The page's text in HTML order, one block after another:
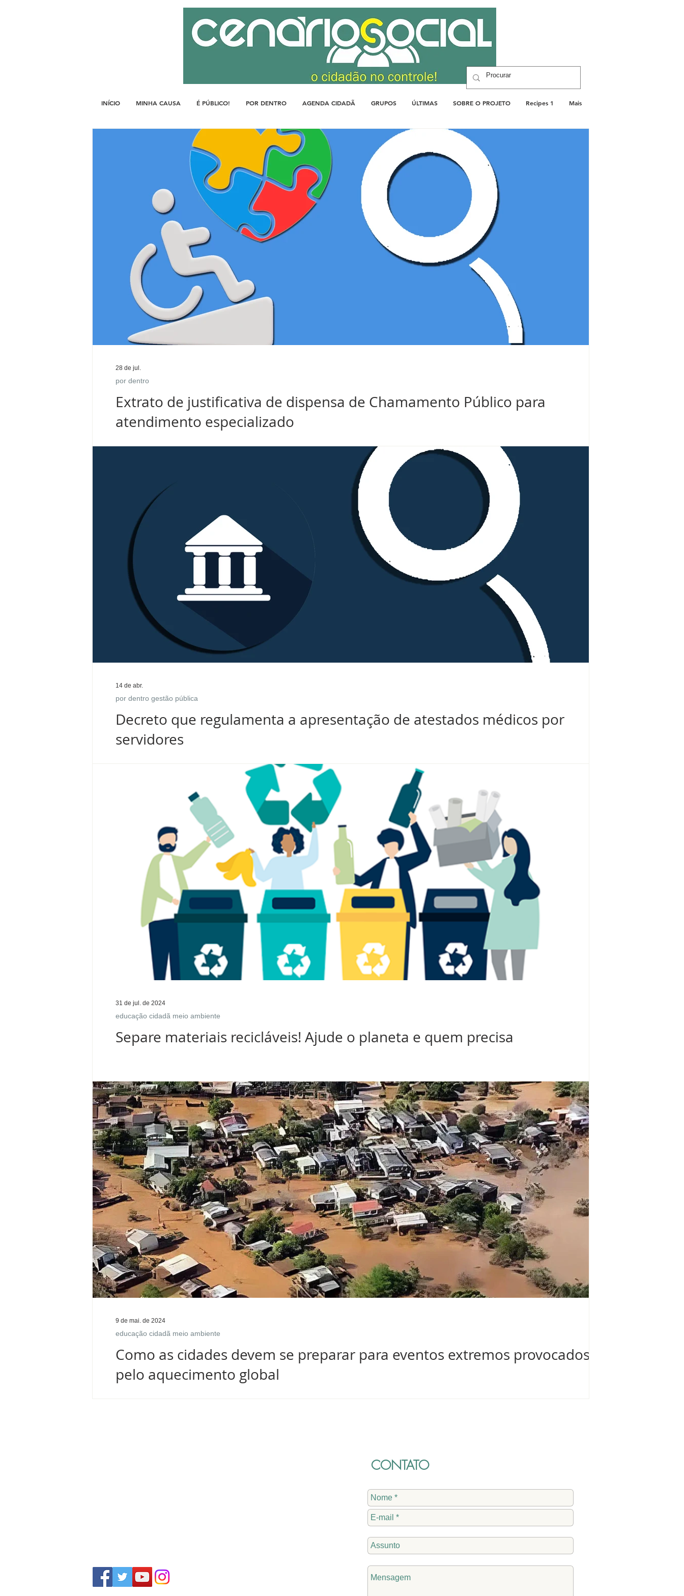
Extrato de justificativa de dispensa de Chamamento Público para
atendimento especializado
por dentro
28 de jul.
Decreto que regulamenta a apresentação de atestados médicos por
servidores
por dentro gestão pública
14 de abr.
Separe materiais recicláveis! Ajude o planeta e quem precisa
educação cidadã meio ambiente
31 de jul. de 2024
Como as cidades devem se preparar para eventos extremos provocados
pelo aquecimento global
educação cidadã meio ambiente
9 de mai. de 2024
INÍCIO MINHA CAUSA É PÚBLICO! POR DENTRO AGENDA CIDADÃ GRUPOS ÚLTIMAS SOBRE O PROJETO Recipes 1 Mais
CONTATO